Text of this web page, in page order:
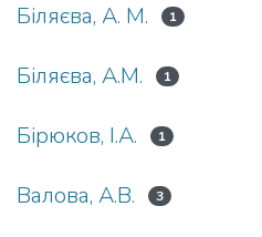
Біляєва, А. М. 1
Біляєва, А.М. 1
Бірюков, І.А. 1
Валова, А.В. 3